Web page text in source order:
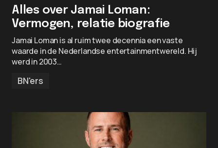
Alles over Jamai Loman:
Vermogen, relatie biografie
Jamai Loman is al ruim twee decennia een vaste
waarde in de Nederlandse entertainmentwereld. Hij
werd in 2003…
BN'ers